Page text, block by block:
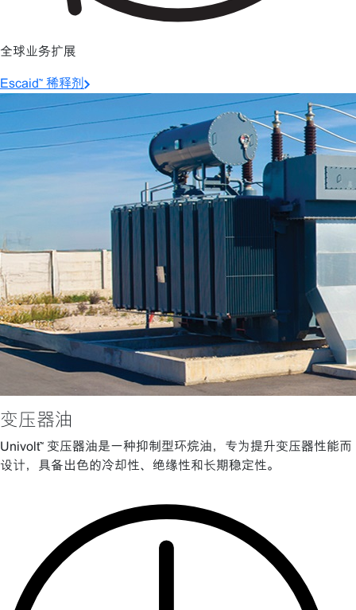
全球业务扩展
Escaid™ 稀释剂
变压器油
Univolt™ 变压器油是一种抑制型环烷油，专为提升变压器性能而
设计，具备出色的冷却性、绝缘性和长期稳定性。